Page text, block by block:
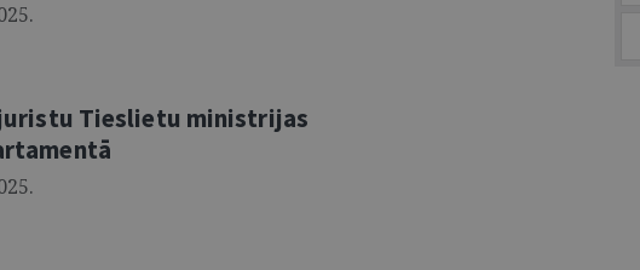
Tieslietu ministrijas